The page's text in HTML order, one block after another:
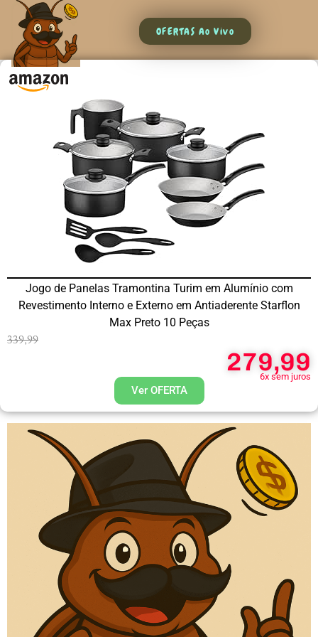
OFERTAS Ao Vivo
Jogo de Panelas Tramontina Turim em Alumínio com
Revestimento Interno e Externo em Antiaderente Starflon
Max Preto 10 Peças
339,99
279,99
6x sem juros
Ver OFERTA